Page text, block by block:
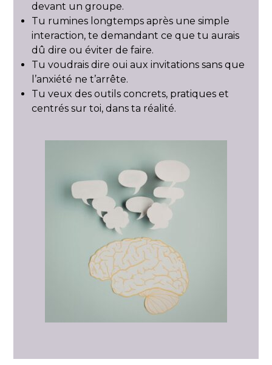
devant un groupe.
Tu rumines longtemps après une simple
interaction, te demandant ce que tu aurais
dû dire ou éviter de faire.
Tu voudrais dire oui aux invitations sans que
l’anxiété ne t’arrête.
Tu veux des outils concrets, pratiques et
centrés sur toi, dans ta réalité.